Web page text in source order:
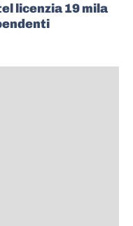
licenzia 19 mila